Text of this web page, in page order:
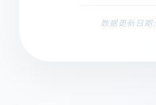
数据更新日期: